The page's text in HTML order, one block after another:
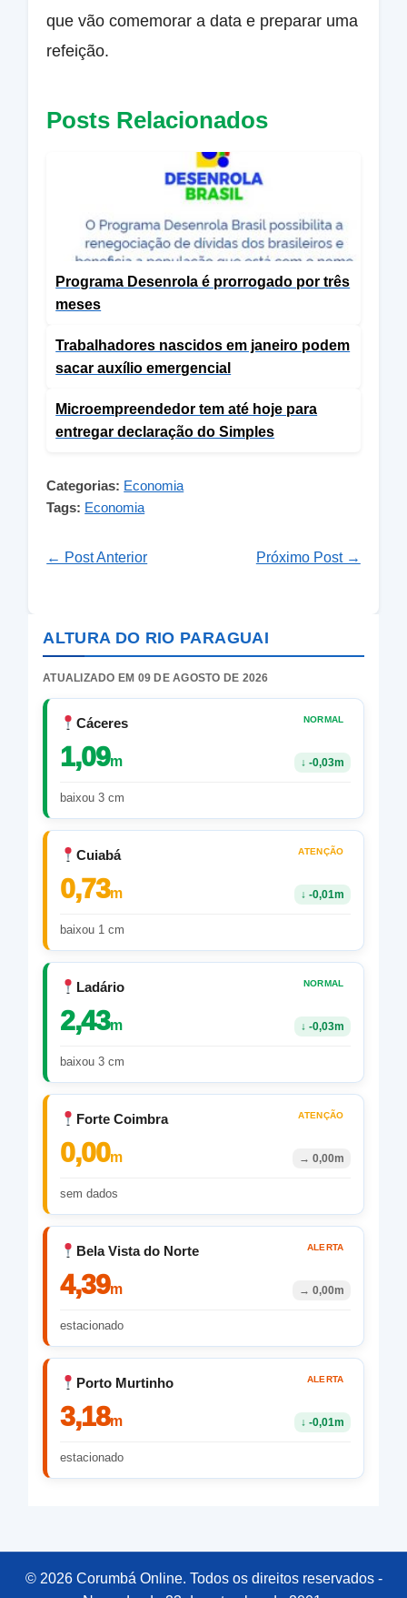
que vão comemorar a data e preparar uma
refeição.
Posts Relacionados
Programa Desenrola é prorrogado por três
meses
Trabalhadores nascidos em janeiro podem
sacar auxílio emergencial
Microempreendedor tem até hoje para
entregar declaração do Simples
Categorias: Economia
Tags: Economia
← Post Anterior Próximo Post →
ALTURA DO RIO PARAGUAI
ATUALIZADO EM 09 DE AGOSTO DE 2026
Cáceres NORMAL
1,09m ↓ -0,03m
baixou 3 cm
Cuiabá ATENÇÃO
0,73m ↓ -0,01m
baixou 1 cm
Ladário NORMAL
2,43m ↓ -0,03m
baixou 3 cm
Forte Coimbra ATENÇÃO
0,00m → 0,00m
sem dados
Bela Vista do Norte ALERTA
4,39m → 0,00m
estacionado
Porto Murtinho ALERTA
3,18m ↓ -0,01m
estacionado
© 2026 Corumbá Online. Todos os direitos reservados -